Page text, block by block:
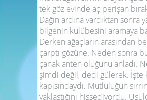
tek göz evinde aç perişan
Dağın ardına vardıktan sonra
bilgenin kulübesini aramaya
Derken ağaçların arasından
çarptı gözüne. Neden sonra
çanak anten oluğunu anladı.
şimdi değil, dedi gülerek. İşte
kapısındaydı. Mutluluğun
yaklaştığını hissediyordu.